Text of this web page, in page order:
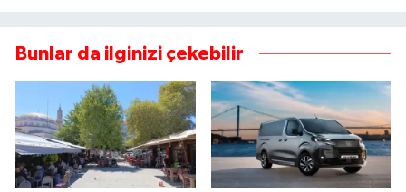
Bunlar da ilginizi çekebilir